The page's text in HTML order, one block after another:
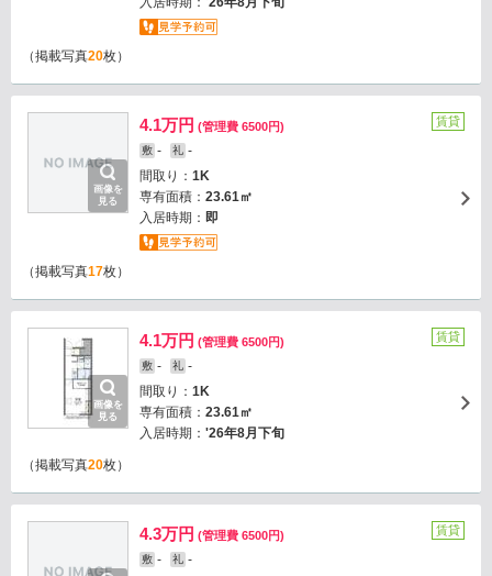
（掲載写真20枚）
画像を
見る
4.1万円 (管理費 6500円)
敷 - 礼 -
間取り： 1K
専有面積： 23.61㎡
入居時期： 即
賃貸
（掲載写真17枚）
画像を
見る
4.1万円 (管理費 6500円)
敷 - 礼 -
間取り： 1K
専有面積： 23.61㎡
入居時期： '26年8月下旬
賃貸
（掲載写真20枚）
4.3万円 (管理費 6500円)
敷 - 礼 -
賃貸